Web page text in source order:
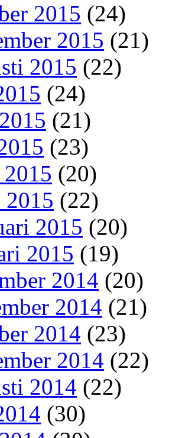
2015 (24)
2015 (21)
2015 (22)
(24)
(21)
(23)
(20)
2015 (22)
2015 (20)
2015 (19)
2014 (20)
2014 (21)
2014 (23)
2014 (22)
2014 (22)
(30)